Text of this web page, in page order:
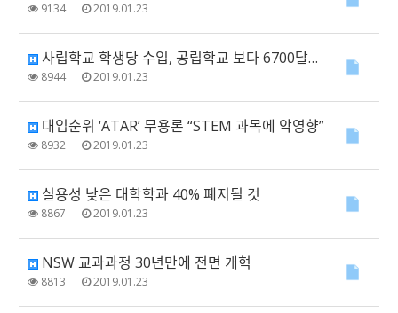
9134 2019.01.23
사립학교 학생당 수입, 공립학교 보다 6700달러 높아
8944 2019.01.23
대입순위 ‘ATAR’ 무용론 “STEM 과목에 악영향”
8932 2019.01.23
실용성 낮은 대학학과 40% 폐지될 것
8867 2019.01.23
NSW 교과과정 30년만에 전면 개혁
8813 2019.01.23